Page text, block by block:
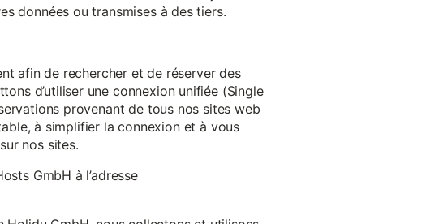
données ou transmises à des tiers.
afin de rechercher et de réserver des
d’utiliser une connexion unifiée (Single
provenant de tous nos sites web
à simplifier la connexion et à vous
nos sites.
GmbH à l’adresse